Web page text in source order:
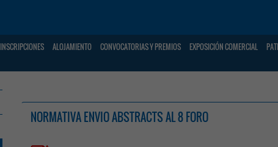
INSCRIPCIONES ALOJAMIENTO CONVOCATORIAS Y PREMIOS EXPOSICIÓN COMERCIAL
NORMATIVA ENVIO ABSTRACTS AL 8 FORO